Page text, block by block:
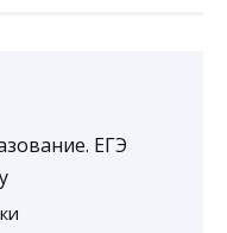
ЕГЭ